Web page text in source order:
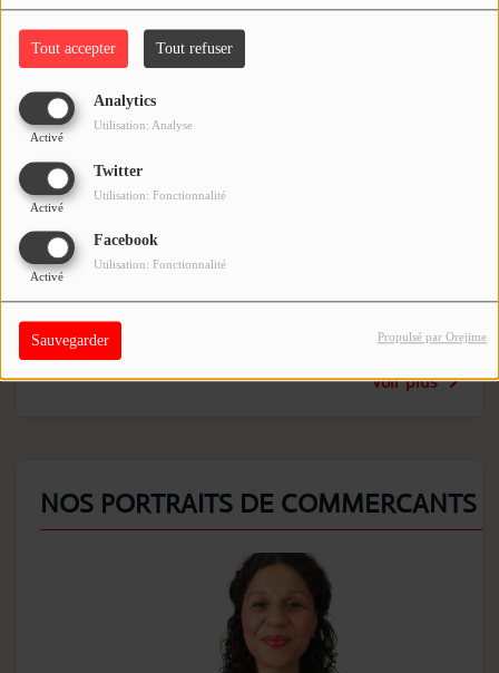
Tout accepter Tout refuser
Analytics
Activé
Utilisation: Analyse
Twitter
Activé
Utilisation: Fonctionnalité
Facebook
Activé
Utilisation: Fonctionnalité
Sauvegarder Propulsé par Orejime
Replay - Bretelles et Ritournelles - 07/07/26
Voir plus
NOS PORTRAITS DE COMMERCANTS